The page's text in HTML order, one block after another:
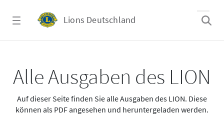
Lions Deutschland
Alle Ausgaben des LION
Auf dieser Seite finden Sie alle Ausgaben des LION. Diese
können als PDF angesehen und heruntergeladen werden.